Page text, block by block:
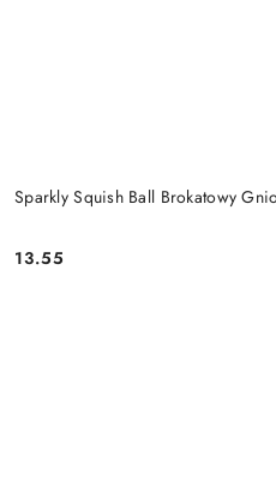
Sparkly Squish Ball Brokatowy
Cena:
13.55